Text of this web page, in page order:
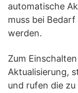
automatische
muss bei
werden.
Zum
Aktualisierung,
und rufen die zu